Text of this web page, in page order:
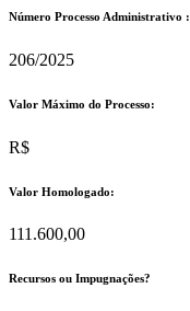
Número Processo Administrativo :
206/2025
Valor Máximo do Processo: ​
R$
Valor Homologado: ​
111.600,00
Recursos ou Impugnações? ​